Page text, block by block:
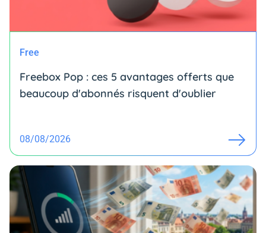
Free
Freebox Pop : ces 5 avantages offerts que
beaucoup d'abonnés risquent d'oublier
08/08/2026